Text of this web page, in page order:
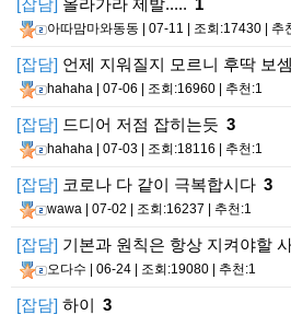
아따맘마와동동 | 07-11 | 조회:17430 | 추
[잡담] 언제 지워질지 모르니 후딱 보
hahaha | 07-06 | 조회:16960 | 추천:1
[잡담] 드디어 저점 잡히는듯 3
hahaha | 07-03 | 조회:18116 | 추천:1
[잡담] 코로나 다 같이 극복합시다 3
wawa | 07-02 | 조회:16237 | 추천:1
[잡담] 기본과 원칙은 항상 지켜야할
오다수 | 06-24 | 조회:19080 | 추천:1
[잡담] 하이 3